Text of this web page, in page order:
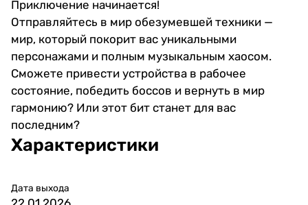
Приключение начинается!
Отправляйтесь в мир обезумевшей техники —
мир, который покорит вас уникальными
персонажами и полным музыкальным хаосом.
Сможете привести устройства в рабочее
состояние, победить боссов и вернуть в мир
гармонию? Или этот бит станет для вас
последним?
Характеристики
Дата выхода